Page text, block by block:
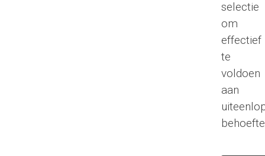
selectie
om
effectief
te
voldoen
aan